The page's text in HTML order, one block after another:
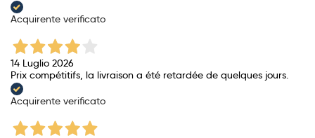
Acquirente verificato
14 Luglio 2026
Prix ​​compétitifs, la livraison a été retardée de quelques jours.
Acquirente verificato